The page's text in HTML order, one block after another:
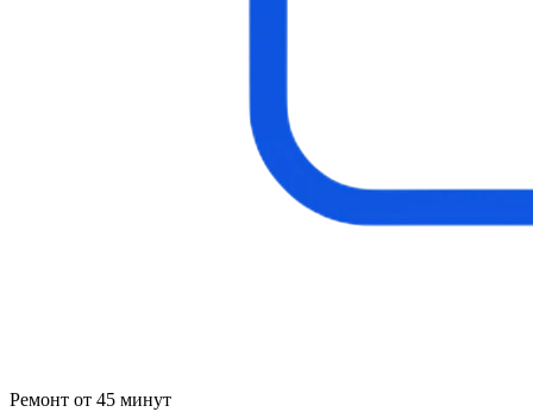
Ремонт от 45 минут